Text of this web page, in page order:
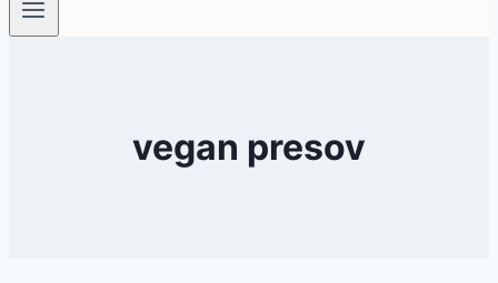
vegan presov